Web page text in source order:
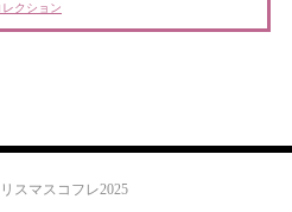
レクション
スマスコフレ2025